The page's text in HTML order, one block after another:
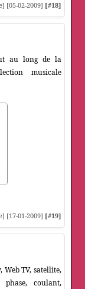
[05-02-2009] [#18]
au long de la
musicale
[17-01-2009] [#19]
TV, satellite,
coulant,